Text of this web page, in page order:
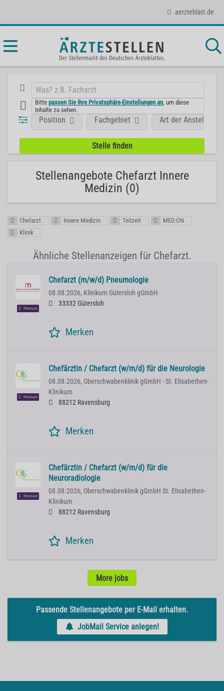
aerzteblatt.de
Bittepassen Sie Ihre Privatsphäre-Einstellungen an , um diese
Inhalte zu sehen.
Position Fachgebiet Art der Anstellung
Stellenangebote Chefarzt Innere
Medizin (0)
Chefarzt Innere Medizin Teilzeit
MED:ON
Klinik
Ähnliche Stellenanzeigen für Chefarzt.
Premium
Chefarzt (m/w/d) Pneumologie
08.08.2026, Klinikum Gütersloh gGmbH
33332 Gütersloh
Merken
Premium
Chefärztin / Chefarzt (w/m/d) für die Neurologie
08.08.2026, Oberschwabenklinik gGmbH - St. Elisabethen-
Klinikum
88212 Ravensburg
Merken
Premium
Chefärztin / Chefarzt (w/m/d) für die
Neuroradiologie
08.08.2026, Oberschwabenklinik gGmbH St. Elisabethen-
Klinikum
88212 Ravensburg
Merken
More jobs
Passende Stellenangebote per E-Mail erhalten.
JobMail Service anlegen!